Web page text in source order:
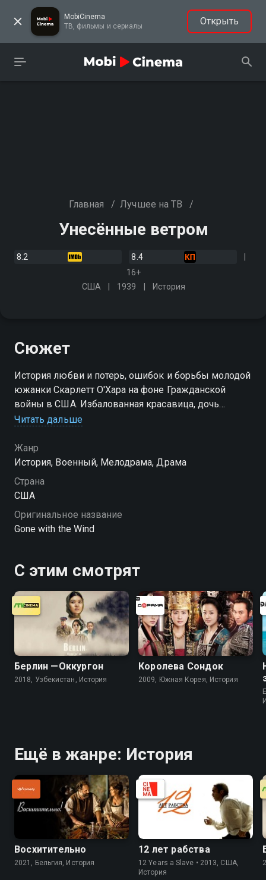
MobiCinema
ТВ, фильмы и сериалы
Открыть
Главная / Лучшее на ТВ /
Унесённые ветром
8.2
8.4
16+
США
1939 История
Сюжет
История любви и потерь, ошибок и борьбы молодой
южанки Скарлетт О'Хара на фоне Гражданской
войны в США. Избалованная красавица, дочь
состоятельного плантатора, она берет судьбу в свои
ей мир
Читать дальше
Жанр
История, Военный, Мелодрама, Драма
Страна
США
Оригинальное название
Gone with the Wind
С этим смотрят
Берлин —Оккургон
2018, Узбекистан, История
Королева Сондок
2009, Южная Корея, История
Ещё в жанре: История
Восхитительно
2021, Бельгия, История
12 лет рабства
12 Years a Slave • 2013, США,
История